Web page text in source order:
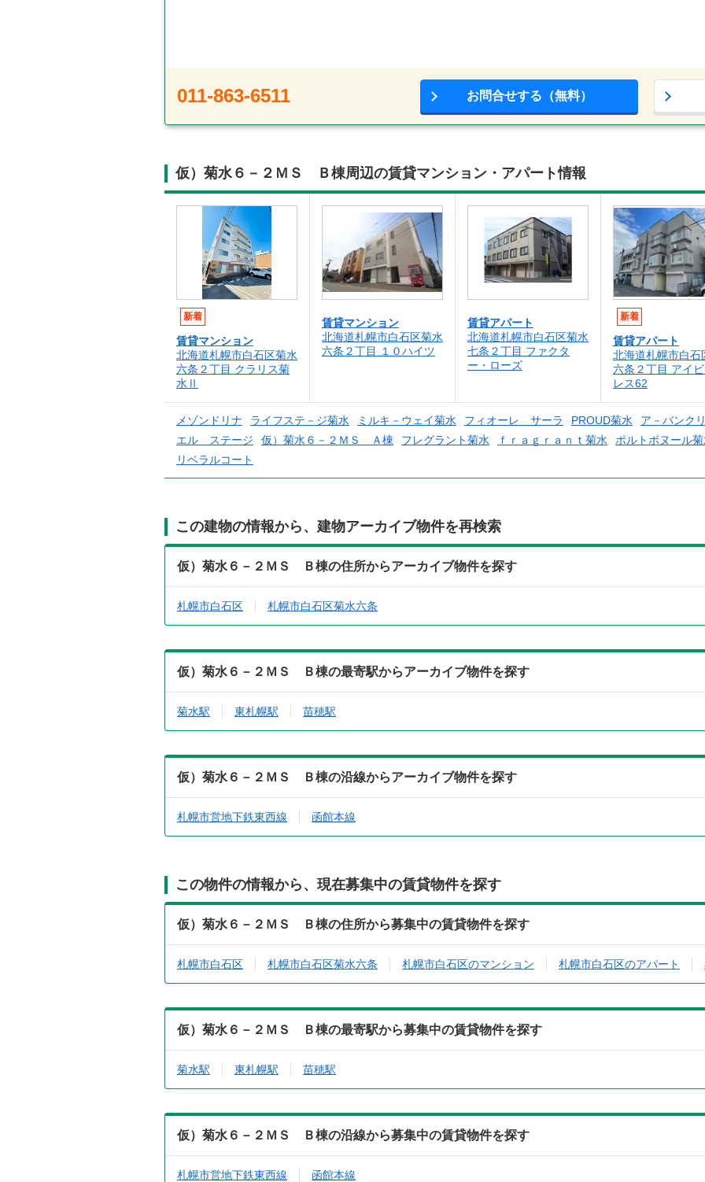
011-863-6511 お問合せする（無料）
仮）菊水６－２ＭＳ Ｂ棟周辺の賃貸マンション・アパート情報
新着
賃貸マンション
北海道札幌市白石区菊水
六条２丁目 クラリス菊
水Ⅱ
賃貸マンション
北海道札幌市白石区菊水
六条２丁目 １０ハイツ
賃貸アパート
北海道札幌市白石区菊水
七条２丁目 ファクタ
ー・ローズ
新着
賃貸アパート
北海道札幌市白石
六条２丁目 アイ
レス62
メゾンドリナ ライフステ－ジ菊水 ミルキ－ウェイ菊水 フィオーレ サーラ PROUD菊水 ア－バンク
エル ステージ
仮）菊水６－２ＭＳ Ａ棟 フレグラント菊水 ｆｒａｇｒａｎｔ菊水 ポルトボヌール菊
リベラルコート
この建物の情報から、建物アーカイブ物件を再検索
仮）菊水６－２ＭＳ Ｂ棟の住所からアーカイブ物件を探す
札幌市白石区 札幌市白石区菊水六条
仮）菊水６－２ＭＳ Ｂ棟の最寄駅からアーカイブ物件を探す
菊水駅 東札幌駅 苗穂駅
仮）菊水６－２ＭＳ Ｂ棟の沿線からアーカイブ物件を探す
札幌市営地下鉄東西線 函館本線
この物件の情報から、現在募集中の賃貸物件を探す
仮）菊水６－２ＭＳ Ｂ棟の住所から募集中の賃貸物件を探す
札幌市白石区 札幌市白石区菊水六条 札幌市白石区のマンション 札幌市白石区のアパート
仮）菊水６－２ＭＳ Ｂ棟の最寄駅から募集中の賃貸物件を探す
菊水駅 東札幌駅 苗穂駅
仮）菊水６－２ＭＳ Ｂ棟の沿線から募集中の賃貸物件を探す
札幌市営地下鉄東西線 函館本線